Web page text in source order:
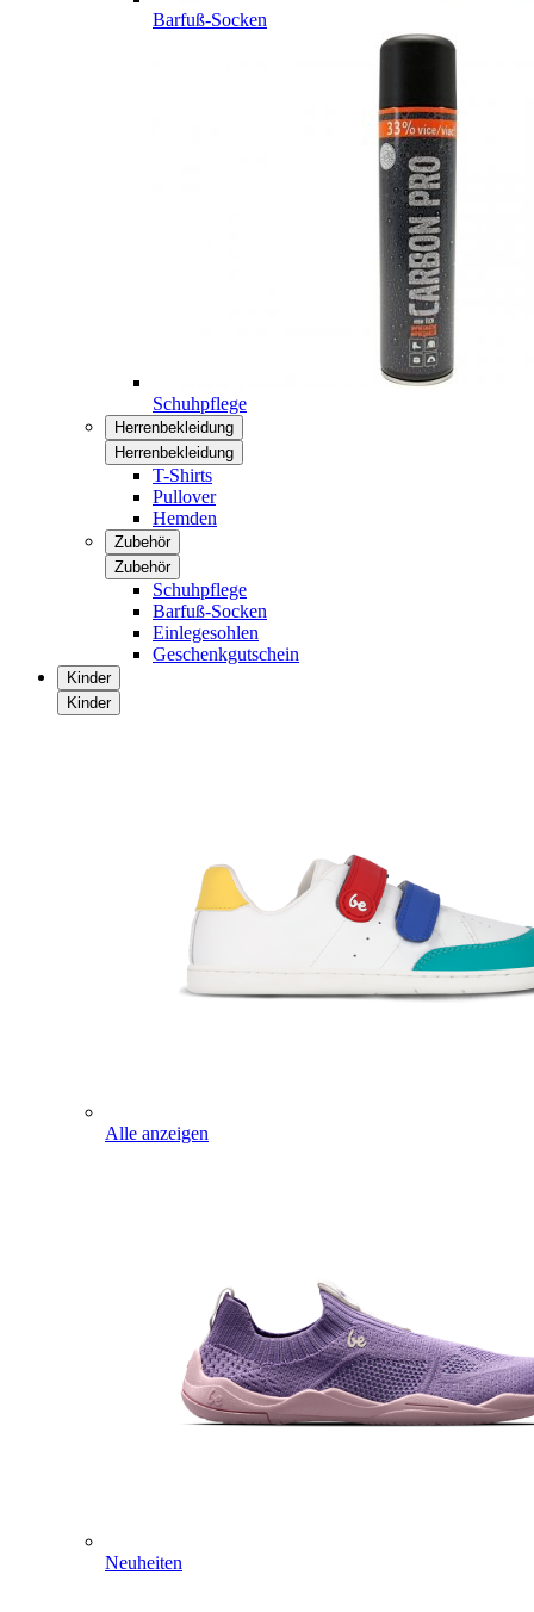
Barfuß-Socken
Schuhpflege
Herrenbekleidung
Herrenbekleidung
T-Shirts
Pullover
Hemden
Zubehör
Zubehör
Schuhpflege
Barfuß-Socken
Einlegesohlen
Geschenkgutschein
Kinder
Kinder
Alle anzeigen
Neuheiten